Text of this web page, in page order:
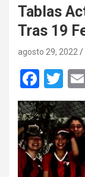
Tablas
Tras 19
agosto 29, 2022
F
a
ce
b
o
T
wi
tt
er